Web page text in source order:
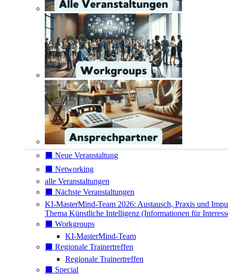
⬛️ Neue Veranstaltung
⬛️ Networking
alle Veranstaltungen
⬛️ Nächste Veranstaltungen
KI-MasterMind-Team 2026: Austausch, Praxis und
Thema Künstliche Intelligenz (Informationen für
⬛️ Workgroups
KI-MasterMind-Team
⬛️ Regionale Trainertreffen
Regionale Trainertreffen
⬛️ Special